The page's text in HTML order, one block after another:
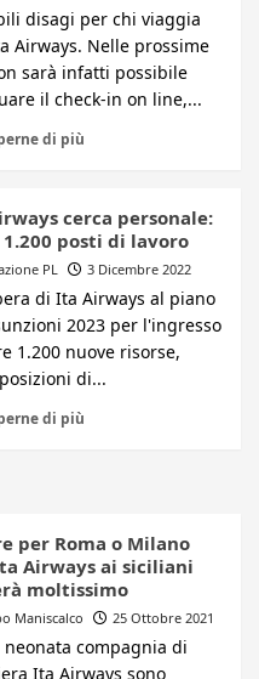
disagi per chi viaggia
Airways. Nelle prossime
sarà infatti possibile
il check-in on line,...
di più
cerca personale:
posti di lavoro
PL 3 Dicembre 2022
di Ita Airways al piano
2023 per l'ingresso
1.200 nuove risorse,
di...
di più
per Roma o Milano
Airways ai siciliani
moltissimo
Maniscalco 25 Ottobre 2021
neonata compagnia di
Ita Airways sono